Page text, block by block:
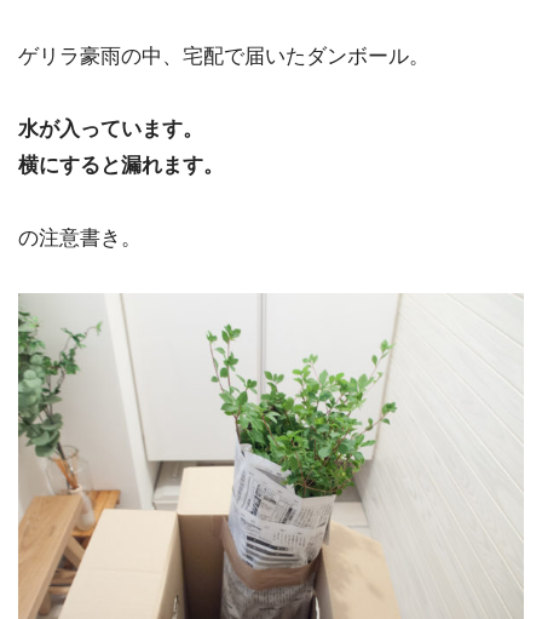
ゲリラ豪雨の中、宅配で届いたダンボール。
水が入っています。
横にすると漏れます。
の注意書き。